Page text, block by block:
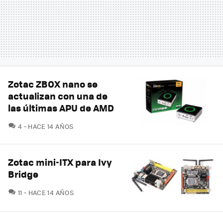
Zotac ZBOX nano se
actualizan con una de
las últimas APU de AMD
4 COMENTARIOS
HACE 14 AÑOS
Zotac mini-ITX para Ivy
Bridge
11 COMENTARIOS
HACE 14 AÑOS